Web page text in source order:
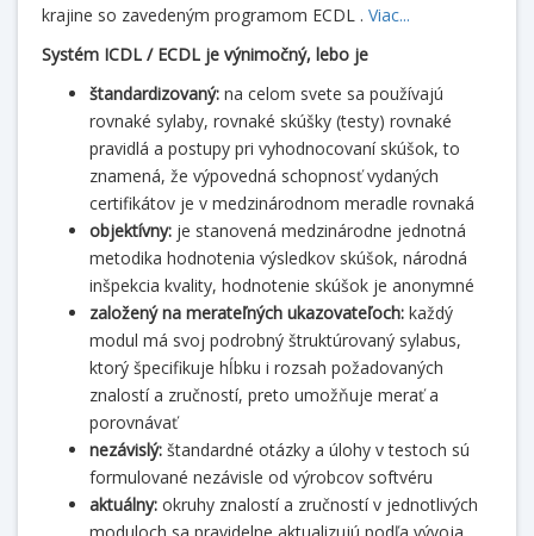
krajine so zavedeným programom ECDL . Viac...
Systém ICDL / ECDL je výnimočný, lebo je
štandardizovaný: na celom svete sa používajú
rovnaké sylaby, rovnaké skúšky (testy) rovnaké
pravidlá a postupy pri vyhodnocovaní skúšok, to
znamená, že výpovedná schopnosť vydaných
certifikátov je v medzinárodnom meradle rovnaká
objektívny: je stanovená medzinárodne jednotná
metodika hodnotenia výsledkov skúšok, národná
inšpekcia kvality, hodnotenie skúšok je anonymné
založený na merateľných ukazovateľoch: každý
modul má svoj podrobný štruktúrovaný sylabus,
ktorý špecifikuje hĺbku i rozsah požadovaných
znalostí a zručností, preto umožňuje merať a
porovnávať
nezávislý: štandardné otázky a úlohy v testoch sú
formulované nezávisle od výrobcov softvéru
aktuálny: okruhy znalostí a zručností v jednotlivých